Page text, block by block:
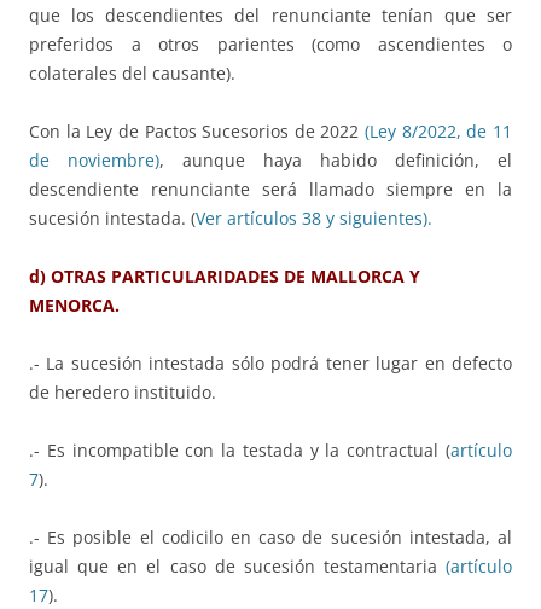
que los descendientes del renunciante tenían que ser
preferidos a otros parientes (como ascendientes o
colaterales del causante).
Con la Ley de Pactos Sucesorios de 2022(Ley 8/2022, de 11
de noviembre), aunque haya habido definición, el
descendiente renunciante será llamado siempre en la
sucesión intestada. (Ver artículos 38 y siguientes).
d) OTRAS PARTICULARIDADES DE MALLORCA Y
MENORCA.
.- La sucesión intestada sólo podrá tener lugar en defecto
de heredero instituido.
.- Es incompatible con la testada y la contractual (artículo
7).
.- Es posible el codicilo en caso de sucesión intestada, al
igual que en el caso de sucesión testamentaria (artículo
17).